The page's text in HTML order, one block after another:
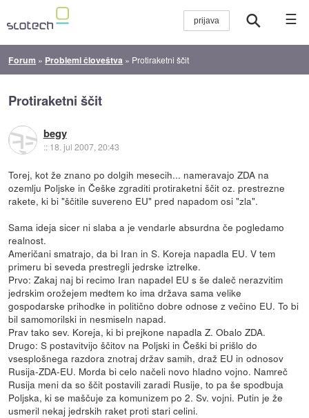
☰
Forum » Problemi človeštva » Protiraketni ščit
Protiraketni ščit
begy
:: 18. jul 2007, 20:43
Torej, kot že znano po dolgih mesecih... nameravajo ZDA na
ozemlju Poljske in Češke zgraditi protiraketni ščit oz. prestrezne
rakete, ki bi "ščitile suvereno EU" pred napadom osi "zla".
Sama ideja sicer ni slaba a je vendarle absurdna če pogledamo
realnost.
Američani smatrajo, da bi Iran in S. Koreja napadla EU. V tem
primeru bi seveda prestregli jedrske iztrelke.
Prvo: Zakaj naj bi recimo Iran napadel EU s še daleč nerazvitim
jedrskim orožejem medtem ko ima država sama velike
gospodarske prihodke in politično dobre odnose z večino EU. To bi
bil samomorilski in nesmiseln napad.
Prav tako sev. Koreja, ki bi prejkone napadla Z. Obalo ZDA.
Drugo: S postavitvijo ščitov na Poljski in Češki bi prišlo do
vsesplošnega razdora znotraj držav samih, draž EU in odnosov
Rusija-ZDA-EU. Morda bi celo načeli novo hladno vojno. Namreč
Rusija meni da so ščit postavili zaradi Rusije, to pa še spodbuja
Poljska, ki se maščuje za komunizem po 2. Sv. vojni. Putin je že
usmeril nekaj jedrskih raket proti stari celini.